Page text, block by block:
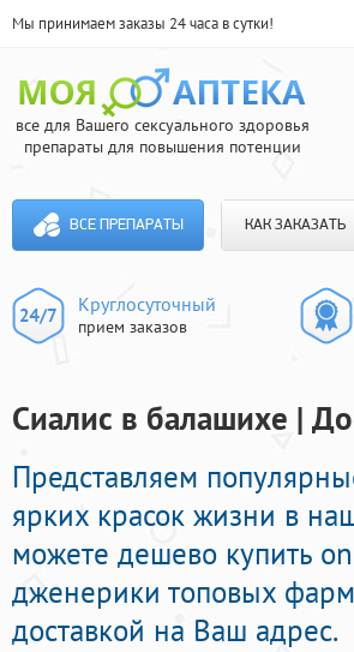
Мы принимаем заказы 24 часа в сутки!
все для Вашего сексуального здоровья
препараты для повышения потенции
ВСЕ ПРЕПАРАТЫ КАК ЗАКАЗАТЬ
Круглосуточный
прием заказов
Сиалис в балашихе |
Представляем
ярких красок жизни в
можете дешево купить
дженерики топовых
доставкой на Ваш адрес.